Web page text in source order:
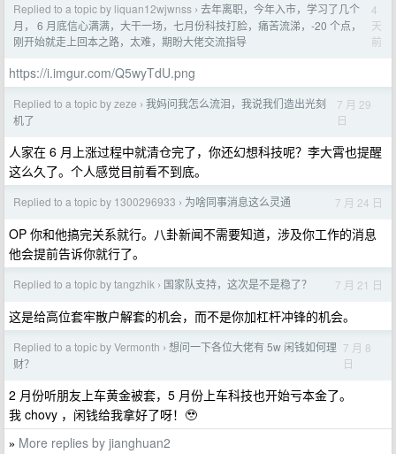
Replied to a topic by liquan12wjwnss › 去年离职，今年入市，学习了几个
月， 6 月底信心满满，大干一场，七月份科技打脸，痛苦流涕，-20 个点，
刚开始就走上回本之路，太难，期盼大佬交流指导
4
天
前
https://i.imgur.com/Q5wyTdU.png
Replied to a topic by zeze › 我妈问我怎么流泪，我说我们造出光刻
机了
7 月 29
日
人家在 6 月上涨过程中就清仓完了，你还幻想科技呢？李大霄也提醒
这么久了。个人感觉目前看不到底。
Replied to a topic by 1300296933 › 为啥同事消息这么灵通 7 月 24 日
OP 你和他搞完关系就行。八卦新闻不需要知道，涉及你工作的消息
他会提前告诉你就行了。
Replied to a topic by tangzhik › 国家队支持，这次是不是稳了？ 7 月 21 日
这是给高位套牢散户解套的机会，而不是你加杠杆冲锋的机会。
Replied to a topic by Vermonth › 想问一下各位大佬有 5w 闲钱如何理
财？
7 月 8
日
2 月份听朋友上车黄金被套，5 月份上车科技也开始亏本金了。
我 chovy ，闲钱给我拿好了呀！🥹
» More replies by jianghuan2